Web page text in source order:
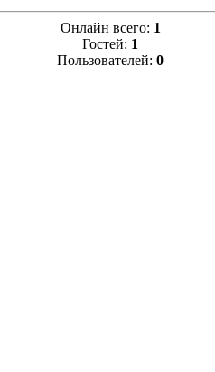
Онлайн всего: 1
Гостей: 1
Пользователей: 0